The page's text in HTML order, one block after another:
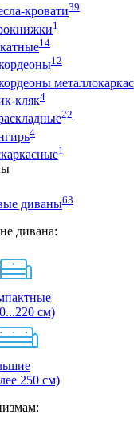
кровати39
1
14
12
металлокаркас
кляк4
22
4
1
диваны63
дивана:
см)
250 см)